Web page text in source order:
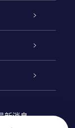
新消息